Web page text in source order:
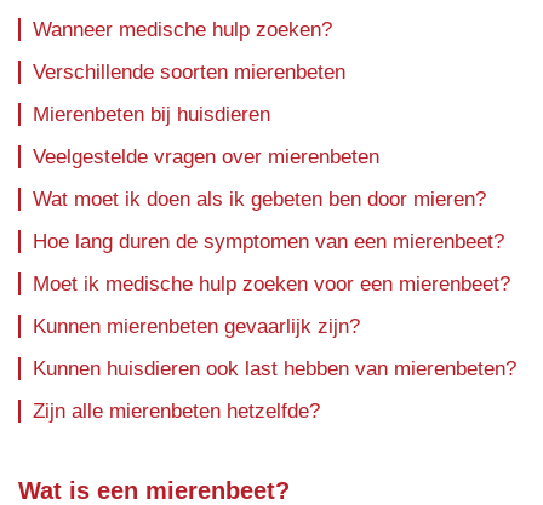
Wanneer medische hulp zoeken?
Verschillende soorten mierenbeten
Mierenbeten bij huisdieren
Veelgestelde vragen over mierenbeten
Wat moet ik doen als ik gebeten ben door mieren?
Hoe lang duren de symptomen van een mierenbeet?
Moet ik medische hulp zoeken voor een mierenbeet?
Kunnen mierenbeten gevaarlijk zijn?
Kunnen huisdieren ook last hebben van mierenbeten?
Zijn alle mierenbeten hetzelfde?
Wat is een mierenbeet?